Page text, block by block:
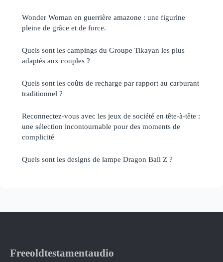
Wonder Woman en guerrière amazone : une figurine
pleine de grâce et de force.
Quels sont les campings du Groupe Tikayan les plus
adaptés aux couples ?
Quels sont les coûts de recharge par rapport au carburant
traditionnel ?
Reconnectez-vous avec les jeux de société en tête-à-tête :
une sélection incontournable pour des moments de
complicité
Quels sont les designs de lampe Dragon Ball Z ?
Freeoldtestamentaudio